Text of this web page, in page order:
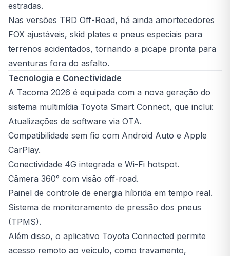
estradas.
Nas versões TRD Off-Road, há ainda amortecedores
FOX ajustáveis, skid plates e pneus especiais para
terrenos acidentados, tornando a picape pronta para
aventuras fora do asfalto.
Tecnologia e Conectividade
A Tacoma 2026 é equipada com a nova geração do
sistema multimídia Toyota Smart Connect, que inclui:
Atualizações de software via OTA.
Compatibilidade sem fio com Android Auto e Apple
CarPlay.
Conectividade 4G integrada e Wi-Fi hotspot.
Câmera 360° com visão off-road.
Painel de controle de energia híbrida em tempo real.
Sistema de monitoramento de pressão dos pneus
(TPMS).
Além disso, o aplicativo Toyota Connected permite
acesso remoto ao veículo, como travamento,